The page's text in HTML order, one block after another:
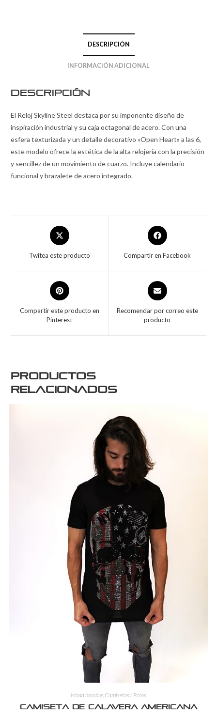
DESCRIPCIÓN
INFORMACIÓN ADICIONAL
Descripción
El Reloj Skyline Steel destaca por su imponente diseño de
inspiración industrial y su caja octagonal de acero. Con una
esfera texturizada y un detalle decorativo «Open Heart» a las 6,
este modelo ofrece la estética de la alta relojería con la precisión
y sencillez de un movimiento de cuarzo. Incluye calendario
funcional y brazalete de acero integrado.
Twitea este producto Compartir en Facebook
Compartir este producto en
Pinterest
Recomendar por correo este
producto
Productos
relacionados
Moda hombre Camisetas / Polos
Camiseta de calavera americana